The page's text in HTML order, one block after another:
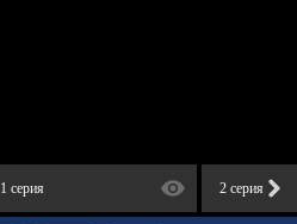
1 серия 2 серия